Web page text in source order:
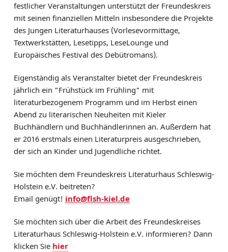
festlicher Veranstaltungen unterstützt der Freundeskreis
mit seinen finanziellen Mitteln insbesondere die Projekte
des Jungen Literaturhauses (Vorlesevormittage,
Textwerkstätten, Lesetipps, LeseLounge und
Europäisches Festival des Debütromans).
Eigenständig als Veranstalter bietet der Freundeskreis
jährlich ein "Frühstück im Frühling" mit
literaturbezogenem Programm und im Herbst einen
Abend zu literarischen Neuheiten mit Kieler
Buchhändlern und Buchhändlerinnen an. Außerdem hat
er 2016 erstmals einen Literaturpreis ausgeschrieben,
der sich an Kinder und Jugendliche richtet.
Sie möchten dem Freundeskreis Literaturhaus Schleswig-
Holstein e.V. beitreten?
Email genügt! info@flsh-kiel.de
Sie möchten sich über die Arbeit des Freundeskreises
Literaturhaus Schleswig-Holstein e.V. informieren? Dann
klicken Sie hier